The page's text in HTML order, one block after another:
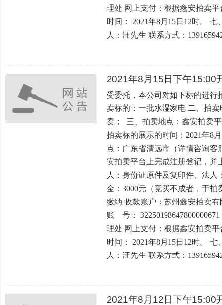
理处 网上支付：根据鑫安拍卖
时间： 2021年8月15日12时。
人：汪先生 联系方式：
2021年8月15日下午15:00
受委托，本公司对如下标的进行
卖标的：一批水湿家电 二、拍卖
卖； 三、拍卖地点：鑫安拍卖
拍卖标的展示的时间：2021年8
点：广东省清远市（详情咨询客
安拍卖平台上完成注册登记，并
人：身份证原件及复印件、法人
金：3000元（竞买不成者，于
缴纳 收款账户：苏州鑫安拍卖有
账 号：
理处 网上支付：根据鑫安拍卖
时间： 2021年8月15日12时。
人：汪先生 联系方式：
2021年8月12日下午15:00